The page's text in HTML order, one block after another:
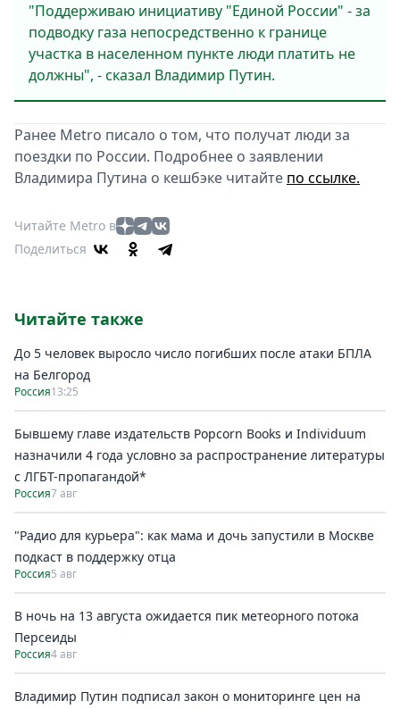
"Поддерживаю инициативу "Единой России" - за
подводку газа непосредственно к границе
участка в населенном пункте люди платить не
должны", - сказал Владимир Путин.
Ранее Metro писало о том, что получат люди за
поездки по России. Подробнее о заявлении
Владимира Путина о кешбэке читайте по ссылке.
Читайте Metro в
Поделиться
Читайте также
До 5 человек выросло число погибших после атаки БПЛА
на Белгород
Россия13:25
Бывшему главе издательств Popcorn Books и Individuum
назначили 4 года условно за распространение литературы
с ЛГБТ-пропагандой*
Россия7 авг
"Радио для курьера": как мама и дочь запустили в Москве
подкаст в поддержку отца
Россия5 авг
В ночь на 13 августа ожидается пик метеорного потока
Персеиды
Россия4 авг
Владимир Путин подписал закон о мониторинге цен на